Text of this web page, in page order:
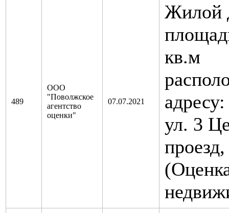
489
ООО
"Поволжское
агентство
оценки"
07.07.2021
Жилой
кв.м
ул. 3